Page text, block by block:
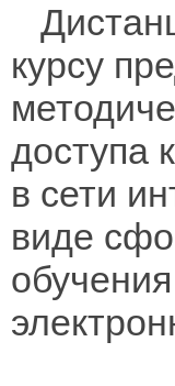
курсу
доступа
в сети
виде